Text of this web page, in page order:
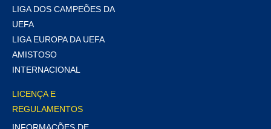
LIGA DOS CAMPEÕES DA
UEFA
LIGA EUROPA DA UEFA
AMISTOSO
INTERNACIONAL
LICENÇA E
REGULAMENTOS
INFORMAÇÕES DE